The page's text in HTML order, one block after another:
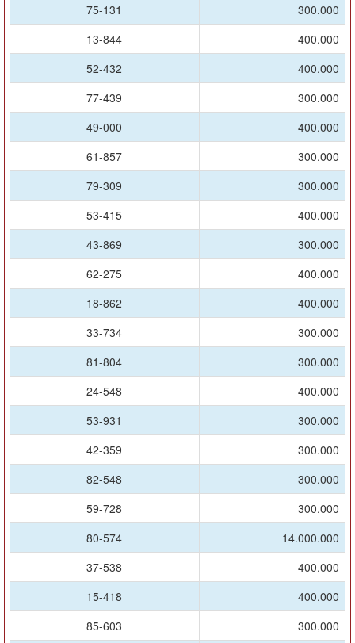
75-131
300.000
13-844
400.000
52-432
400.000
77-439
300.000
49-000
400.000
61-857
300.000
79-309
300.000
53-415
400.000
43-869
300.000
62-275
400.000
18-862
400.000
33-734
300.000
81-804
300.000
24-548
400.000
53-931
300.000
42-359
300.000
82-548
300.000
59-728
300.000
80-574
14.000.000
37-538
400.000
15-418
400.000
85-603
300.000